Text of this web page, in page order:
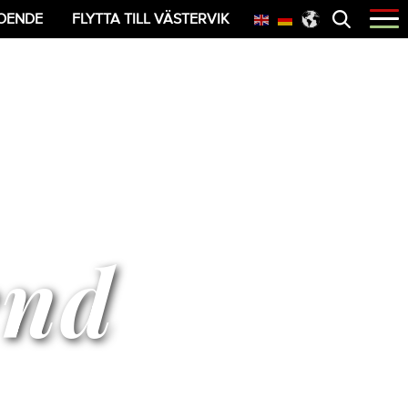
Öppna
menyn
FLYTTA TILL VÄSTERVIK